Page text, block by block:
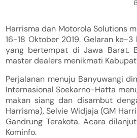
Harrisma dan Motorola Solutions
16-18 Oktober 2019. Gelaran ke-
yang bertempat di Jawa Barat.
master dealers menikmati
Perjalanan menuju Banyuwangi
Internasional Soekarno-Hatta
makan siang dan disambut
Harrisma), Selvie Widjaja (GM
Gandrung Terakota. Acara
Kominfo.